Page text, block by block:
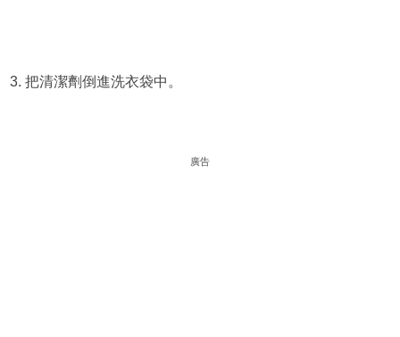
3. 把清潔劑倒進洗衣袋中。
廣告